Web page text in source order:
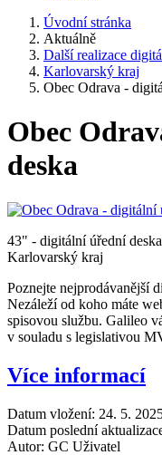
Úvodní stránka
Aktuálně
Další realizace
Karlovarský kraj
Obec Odrava -
Obec
deska
43" - digitální úřední
Karlovarský kraj
Poznejte nejprodávanější
Nezáleží od koho máte
spisovou službu. Galileo
v souladu s legislativou
Více informací
Datum vložení: 24. 5.
Datum poslední
Autor: GC Uživatel